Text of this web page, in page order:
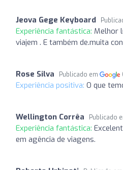
Jeova Gege Keyboard
Experiência fantástica: Melhor
viajem . E também de.muita
Rose Silva Publicado em
Experiência positiva: O que
Wellington Corrêa Publicado
Experiência fantástica:
em agência de viagens.